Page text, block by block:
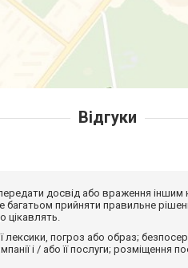
Відгуки
досвід або враження
прийняти правильне
цікавлять.
погроз або образ;
і / або її послуги; розміщення